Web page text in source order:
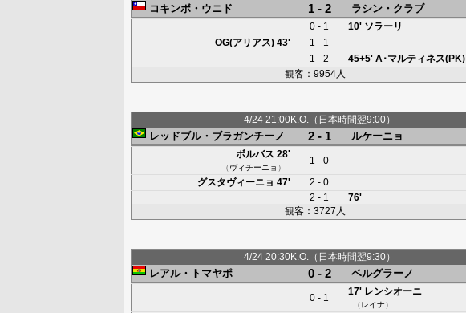
コキンボ・ウニド 1 - 2 ラシン・クラブ
0 - 1 10' ソラーリ
OG(アリアス) 43'
1 - 1
1 - 2
45+5' A･マルティネス(PK)
観客：9954人
4/24 21:00K.O.（日本時間翌9:00）
レッドブル・ブラガンチーノ 2 - 1 ルケーニョ
ボルバス 28'
（ヴィチーニョ ）
1 - 0
グスタヴィーニョ 47'
2 - 0
2 - 1
76'
観客：3727人
4/24 20:30K.O.（日本時間翌9:30）
レアル・トマヤポ 0 - 2 ベルグラーノ
0 - 1
17' レンシオーニ
（レイナ）